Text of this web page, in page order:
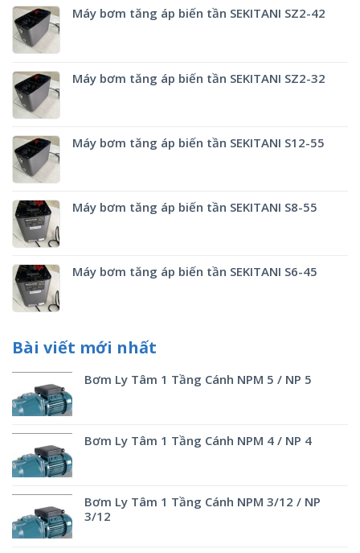
Máy bơm tăng áp biến tần SEKITANI SZ2-42
Máy bơm tăng áp biến tần SEKITANI SZ2-32
Máy bơm tăng áp biến tần SEKITANI S12-55
Máy bơm tăng áp biến tần SEKITANI S8-55
Máy bơm tăng áp biến tần SEKITANI S6-45
Bài viết mới nhất
Bơm Ly Tâm 1 Tầng Cánh NPM 5 / NP 5
Bơm Ly Tâm 1 Tầng Cánh NPM 4 / NP 4
Bơm Ly Tâm 1 Tầng Cánh NPM 3/12 / NP
3/12